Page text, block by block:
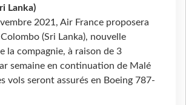
Lanka)
2021, Air France proposera
(Sri Lanka), nouvelle
la compagnie, à raison de 3
semaine en continuation de Malé
vols seront assurés en Boeing 787-